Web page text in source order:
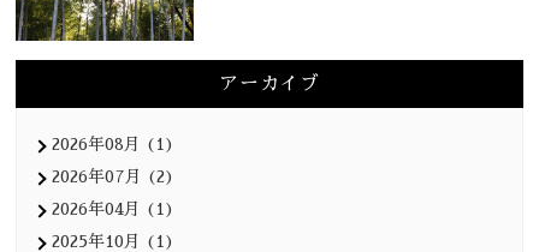
アーカイブ
2026年08月 (1)
2026年07月 (2)
2026年04月 (1)
2025年10月 (1)